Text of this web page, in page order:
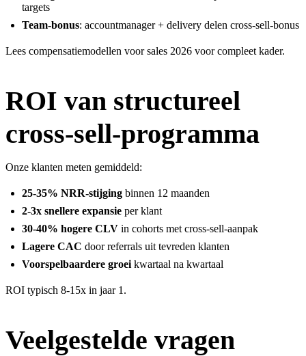
targets
Team-bonus: accountmanager + delivery delen cross-sell-bonus
Lees compensatiemodellen voor sales 2026 voor compleet kader.
ROI van structureel
cross-sell-programma
Onze klanten meten gemiddeld:
25-35% NRR-stijging binnen 12 maanden
2-3x snellere expansie per klant
30-40% hogere CLV in cohorts met cross-sell-aanpak
Lagere CAC door referrals uit tevreden klanten
Voorspelbaardere groei kwartaal na kwartaal
ROI typisch 8-15x in jaar 1.
Veelgestelde vragen